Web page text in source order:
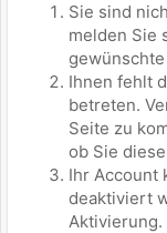
Sie sind
melden Sie
Ihnen fehlt
betreten.
Seite zu
ob Sie
Ihr Account
deaktiviert
Aktivierung.